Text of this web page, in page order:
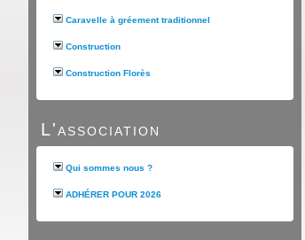
Caravelle à gréement traditionnel
Construction
Construction Florès
L'association
Qui sommes nous ?
ADHÉRER POUR 2026